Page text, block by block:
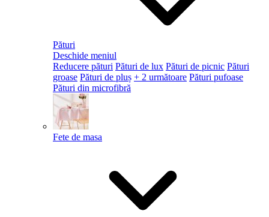
Pături
Deschide meniul
Reducere pături Pături de lux Pături de picnic Pături
groase Pături de pluș + 2 următoare Pături pufoase
Pături din microfibră
Fete de masa